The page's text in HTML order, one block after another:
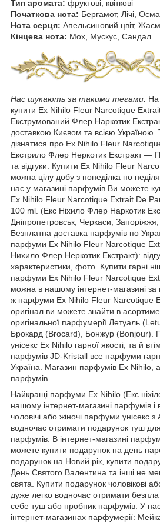
Тип аромата: фруктові, квіткові
Початкова нота: Бергамот, Лічі,
Нота серця: Апельсиновий цвіт,
Кінцева нота: Мох, Мускус, Сандал
Нас шукають за такими тегами: На
купити Ex Nihilo Fleur Narcotique
Екструмований Флер Наркотик
доставкою Києвом та всією Україною.
дізнатися про Ex Nihilo Fleur
Екстрило Флер Неркотик Екстракт —
та відгуки. Купити Ex Nihilo Fleur
можна цілу добу з понеділка по
нас у магазині парфумів Ви можете
Ex Nihilo Fleur Narcotique Extrait De
100 ml. (Екс Ніхило Флер Наркотик
Дніпропетровськ, Черкаси,
Безплатна доставка парфумів по
парфуми Ex Nihilo Fleur Narcotique
Нихило Флер Неркотик Екстракт):
характеристики, фото. Купити гарні
парфуми Ex Nihilo Fleur Narcotique
можна в нашому інтернет-магазині
ж парфуми Ex Nihilo Fleur Narcotique
оригінал ви можете знайти в
оригінальної парфумерії Летуаль
Брокард (Brocard), Бонжур (Bonjour).
унісекс Ex Nihilo гарної якості, та й
парфумів JD-Kristall все парфуми
Україна. Магазин парфумів Ex Nihilo,
парфумів.
Найкращі парфуми Ex Nihilo (Екс
нашому інтернет-магазині парфумів і
чоловічі або жіночі парфуми унісекс з
водночас отримати подарунок туш
парфумів. В інтернет-магазині
можете купити подарунок на день
подарунок на Новий рік, купити
День Святого Валентина та інші не
свята. Купити подарунок чоловікові
дуже легко водночас отримати
себе туш або пробник парфумів. У
інтернет-магазинах парфумерії: